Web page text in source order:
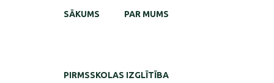
SĀKUMS PAR MUMS
PIRMSSKOLAS IZGLĪTĪBA